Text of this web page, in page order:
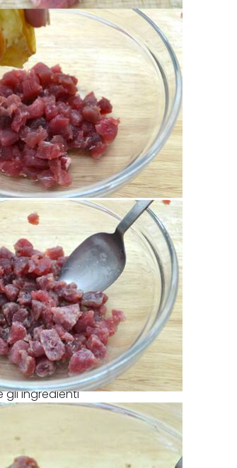
pepe ed olio.
gli ingredienti